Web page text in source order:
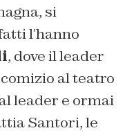
si
l’hanno
, dove il leader
al teatro
leader e ormai
Santori, le